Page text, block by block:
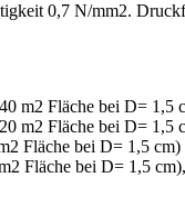
0,7 N/mm2.
m2 Fläche bei D= 1,5
m2 Fläche bei D= 1,5
Fläche bei D= 1,5 cm)
Fläche bei D= 1,5